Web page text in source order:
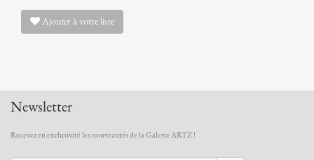
Ajouter à votre liste
Newsletter
Recevez en exclusivité les nouveautés de la Galerie ARTZ !